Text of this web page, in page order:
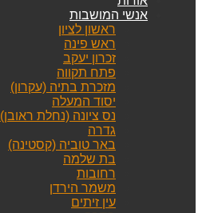
אנשי המושבות
ראשון לציון
ראש פינה
זכרון יעקב
פתח תקווה
מזכרת בתיה (עקרון)
יסוד המעלה
נס ציונה (נחלת ראובן)
גדרה
באר טוביה (קסטינה)
בת שלמה
רחובות
משמר הירדן
עין זיתים